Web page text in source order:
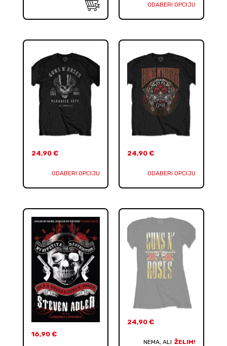
ODABERI OPCIJU
24,90 €
ODABERI OPCIJU
24,90 €
ODABERI OPCIJU
16,90 €
24,90 €
NEMA, ALI ŽELIM!